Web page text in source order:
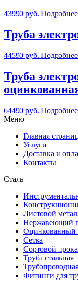
43990 руб. Подробнее
Труба
44590 руб. Подробнее
Труба
64490 руб. Подробнее
Меню
Главная
Услуги
Доставка и
Контакты
Сталь
Листовой
Нержавеющий
Оцинкованный
Сетка
Сортовой
Труба стальная
Фитинги для